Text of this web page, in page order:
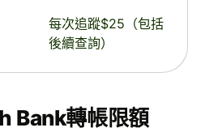
每次追蹤$25（包括
後續查詢）
Bank轉帳限額